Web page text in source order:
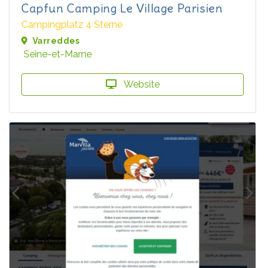
Capfun Camping Le Village Parisien
Campingplatz 4 Sterne
Varreddes
Seine-et-Marne
Website